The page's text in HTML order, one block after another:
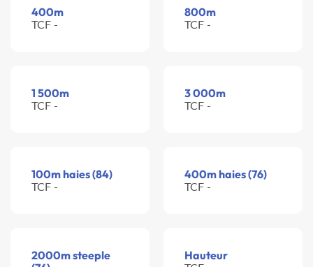
400m
TCF -
800m
TCF -
1 500m
TCF -
3 000m
TCF -
100m haies (84)
TCF -
400m haies (76)
TCF -
2000m steeple
Hauteur